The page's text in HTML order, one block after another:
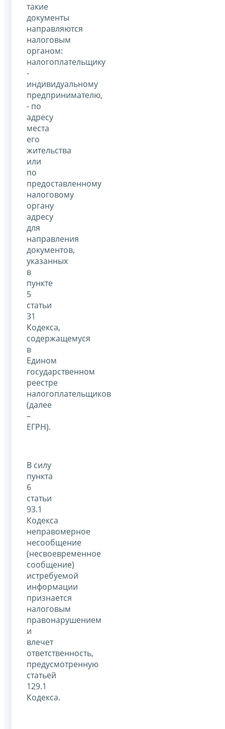
такие
документы
направляются
налоговым
органом:
налогоплательщику
-
индивидуальному
предпринимателю,
- по
адресу
места
его
жительства
или
по
предоставленному
налоговому
органу
адресу
для
направления
документов,
указанных
в
пункте
5
статьи
31
Кодекса,
содержащемуся
в
Едином
государственном
реестре
налогоплательщиков
(далее
–
ЕГРН).
В силу
пункта
6
статьи
93.1
Кодекса
неправомерное
несообщение
(несвоевременное
сообщение)
истребуемой
информации
признается
налоговым
правонарушением
и
влечет
ответственность,
предусмотренную
статьей
129.1
Кодекса.